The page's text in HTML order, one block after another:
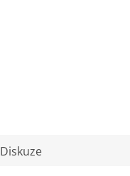
Diskuze